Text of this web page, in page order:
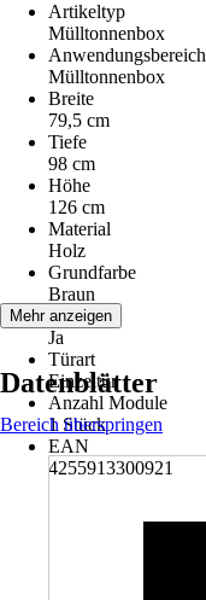
Artikeltyp
Mülltonnenbox
Anwendungsbereich
Mülltonnenbox
Breite
79,5 cm
Tiefe
98 cm
Höhe
126 cm
Material
Holz
Grundfarbe
Braun
Tür
Ja
Türart
Einzeltür
Anzahl Module
1 Stück
EAN
4255913300921
Mehr anzeigen
Datenblätter
Bereich überspringen